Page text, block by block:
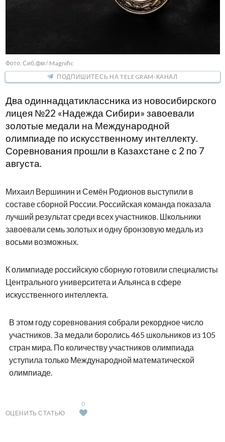
Фото: Сиб.фм / Magnific
ПОДПИШИТЕСЬ НА TELEGRAM-КАНАЛ
Два одиннадцатиклассника из новосибирского
лицея №22 «Надежда Сибири» завоевали
золотые медали на Международной
олимпиаде по искусственному интеллекту.
Соревнования прошли в Казахстане с 2 по 7
августа.
Михаил Вершинин и Семён Родионов выступили в
составе сборной России. Российская команда показала
лучший результат среди всех участников. Школьники
завоевали семь золотых и одну бронзовую медаль из
восьми возможных.
К олимпиаде российскую сборную готовили специалисты
Центрального университета и Альянса в сфере
искусственного интеллекта.
В этом году соревнования собрали рекордное число
участников. За медали боролись 465 школьников из 105
стран мира. По количеству участников олимпиада
уступила только Международной математической
олимпиаде.
ОЦЕНИТЬ СТАТЬЮ
0